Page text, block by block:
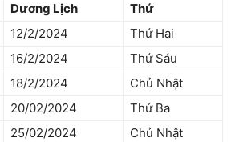
Dương Lịch
Thứ
12/2/2024
Thứ Hai
16/2/2024
Thứ Sáu
18/2/2024
Chủ Nhật
20/02/2024
Thứ Ba
25/02/2024
Chủ Nhật